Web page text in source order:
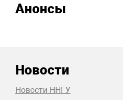
Анонсы
Новости
Новости ННГУ